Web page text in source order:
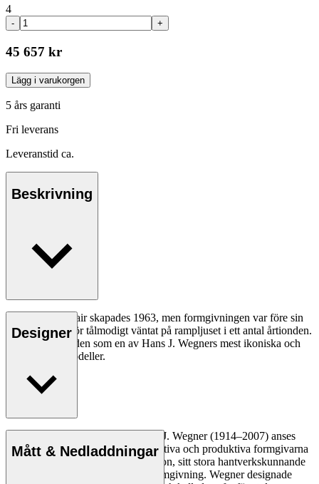
4
- +
45 657 kr
Lägg i varukorgen
5 års garanti
Fri leverans
Leveranstid ca.
Beskrivning
CH07 Shell Chair skapades 1963, men formgivningen var före sin
tid och har därför tålmodigt väntat på rampljuset i ett antal årtionden.
I dag betraktas den som en av Hans J. Wegners mest ikoniska och
banbrytande modeller.
Läs mer
Designer
Den danske möbeldesignern Hans J. Wegner (1914–2007) anses
vara en av de mest kreativa, innovativa och produktiva formgivarna
genom tiderna, känd för sin precision, sitt stora hantverkskunnande
och sin kompromisslösa syn på formgivning. Wegner designade
Mått & Nedladdningar